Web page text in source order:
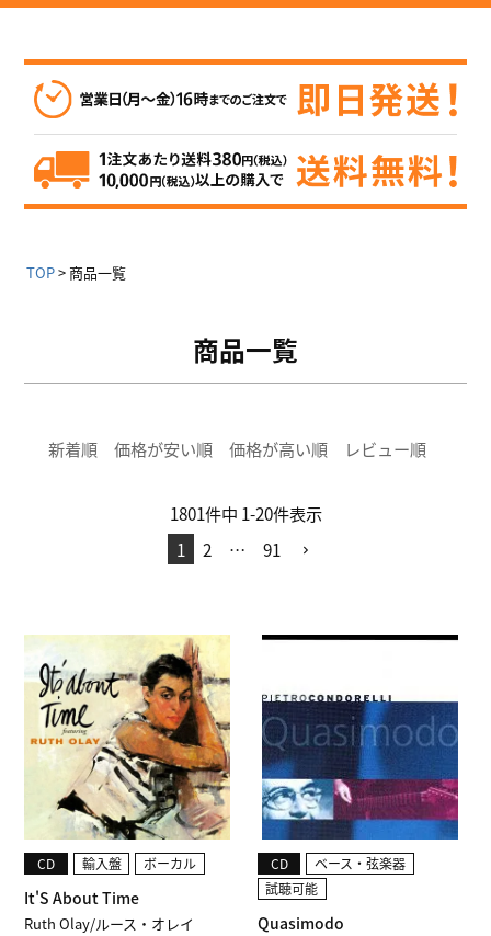
TOP 商品一覧
商品一覧
新着順 価格が安い順 価格が高い順 レビュー順
1801件中 1-20件表示
1
2 … 91
Ruth Olay/ルース・オレイ
It'S About Time
CD 輸入盤 ボーカル
Quasimodo
CD
ベース・弦楽器
試聴可能